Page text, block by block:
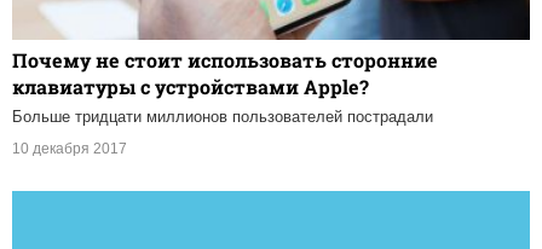
Почему не стоит использовать сторонние
клавиатуры с устройствами Apple?
Больше тридцати миллионов пользователей пострадали
10 декабря 2017